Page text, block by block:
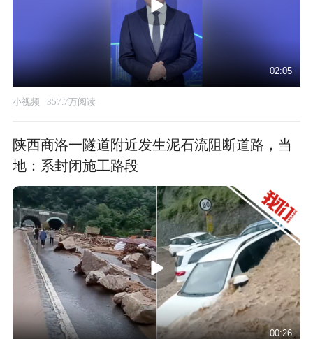
02:05
小视频 357.7万阅读
陕西商洛一隧道附近发生泥石流阻断道路，当
地：系封闭施工路段
00:26